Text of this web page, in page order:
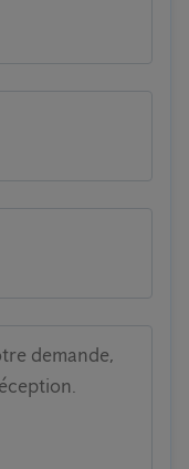
demande,